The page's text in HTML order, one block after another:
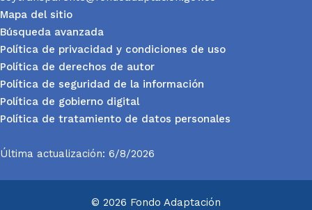
Mapa del sitio
Búsqueda avanzada
Política de privacidad y condiciones de uso
Política de derechos de autor
Política de seguridad de la información
Política de gobierno digital
Política de tratamiento de datos personales
Última actualización: 6/8/2026
© 2026 Fondo Adaptación